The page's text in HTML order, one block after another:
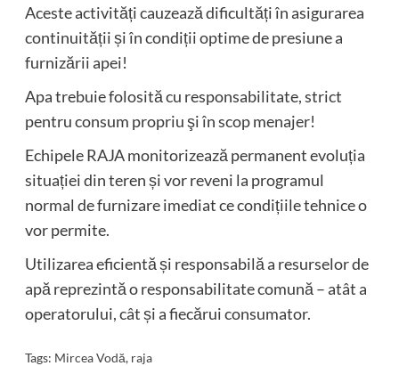
Aceste activități cauzează dificultăți în asigurarea
continuității și în condiții optime de presiune a
furnizării apei!
Apa trebuie folosită cu responsabilitate, strict
pentru consum propriu şi în scop menajer!
Echipele RAJA monitorizează permanent evoluția
situației din teren și vor reveni la programul
normal de furnizare imediat ce condițiile tehnice o
vor permite.
Utilizarea eficientă și responsabilă a resurselor de
apă reprezintă o responsabilitate comună – atât a
operatorului, cât și a fiecărui consumator.
Tags: Mircea Vodă, raja